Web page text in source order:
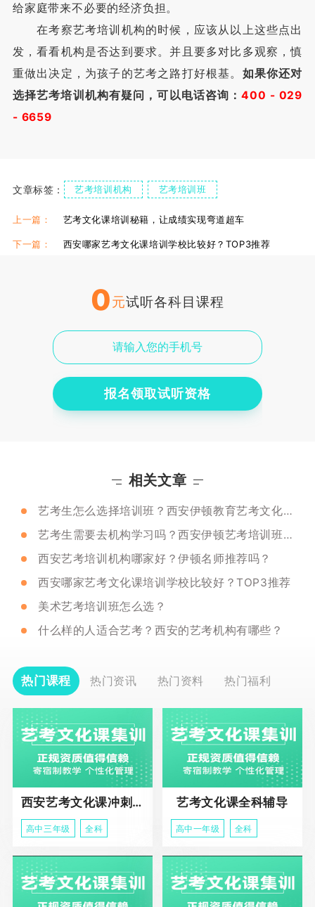
给家庭带来不必要的经济负担。
在考察艺考培训机构的时候，应该从以上这些点出
发，看看机构是否达到要求。并且要多对比多观察，慎
重做出决定，为孩子的艺考之路打好根基。 如果你还对
选择艺考培训机构有疑问，可以电话咨询：400 - 029
- 6659
文章标签： 艺考培训机构 艺考培训班
艺考培训机构排名 艺考培训班
上一篇： 艺考文化课培训秘籍，让成绩实现弯道超车
下一篇： 西安哪家艺考文化课培训学校比较好？TOP3推荐
0元试听各科目课程
报名领取试听资格
相关文章
艺考生怎么选择培训班？西安伊顿教育艺考文化课培训班推荐吗？
艺考生需要去机构学习吗？西安伊顿艺考培训班推荐吗？
西安艺考培训机构哪家好？伊顿名师推荐吗？
西安哪家艺考文化课培训学校比较好？TOP3推荐
美术艺考培训班怎么选？
什么样的人适合艺考？西安的艺考机构有哪些？
热门课程 热门资讯 热门资料 热门福利
西安艺考文化课冲刺班
高中三年级 全科
艺考文化课全科辅导
高中一年级 全科